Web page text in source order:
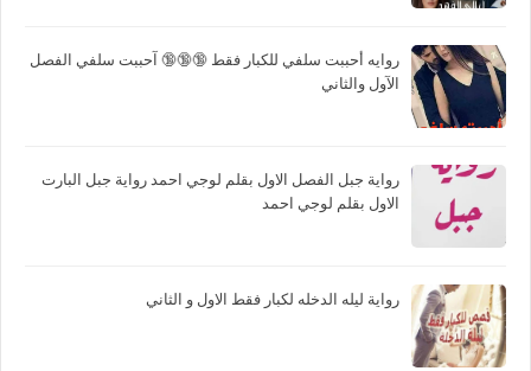
روايه أحببت سلفي للكبار فقط 🔞🔞🔞 آحببت سلفي الفصل
الآول والثاني
رواية جبل الفصل الاول بقلم لوجي احمد رواية جبل البارت
الاول بقلم لوجي احمد
رواية ليله الدخله لكبار فقط الاول و الثاني